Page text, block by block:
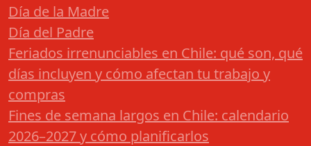
Día de la Madre
Día del Padre
Feriados irrenunciables en Chile: qué son, qué
días incluyen y cómo afectan tu trabajo y
compras
Fines de semana largos en Chile: calendario
2026–2027 y cómo planificarlos